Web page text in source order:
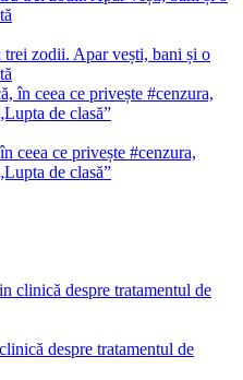
zodii. Apar vești, bani și o
ceea ce privește #cenzura,
de clasă”
despre tratamentul de